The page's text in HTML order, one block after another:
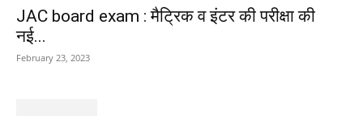
JAC board exam : मैट्रिक व इंटर की परीक्षा की
नई...
February 23, 2023